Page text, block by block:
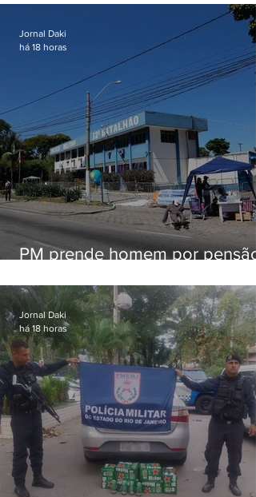
PM prende homem por pensão
Jornal Daki
há 18 horas
Jornal Daki
há 18 horas